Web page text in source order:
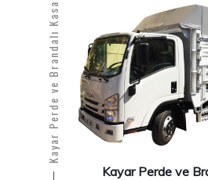
Kayar Perde ve Brandalı Kasa
Kayar Perde ve